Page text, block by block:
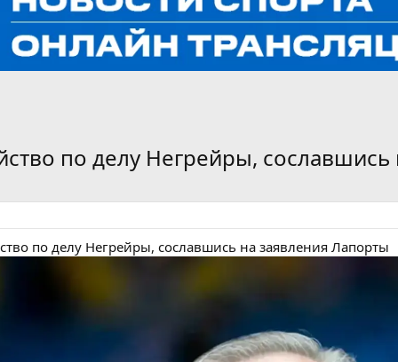
по делу Негрейры,
по делу Негрейры, сославшись на заявления Лапорты